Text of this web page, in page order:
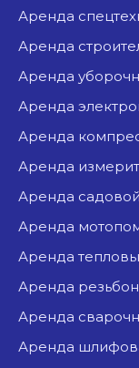
аренда
аренда
аренда
аренда
аренда
аренда
аренда
аренда
аренда
аренда
аренда
аренда